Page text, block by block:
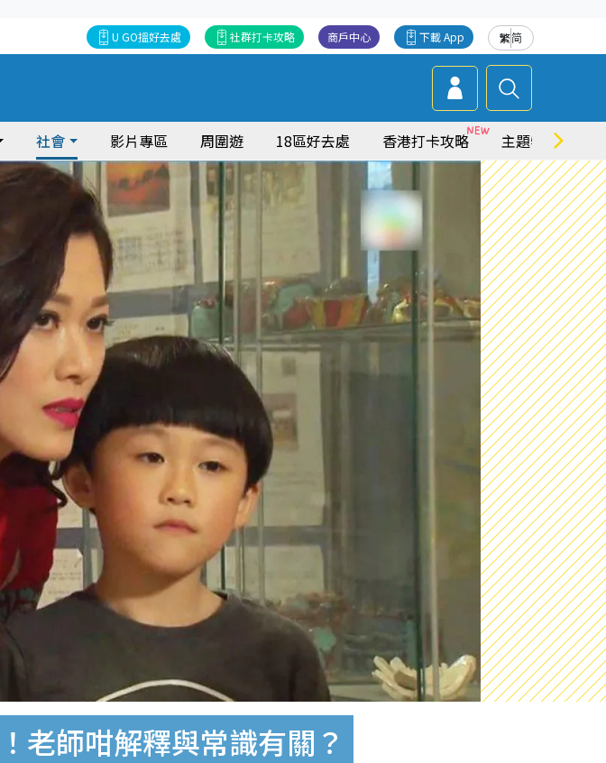
繁简
下載 App
商戶中心
社群打卡攻略
U GO搵好去處
社會 影片專區 周圍遊 18區好去處 香港打卡攻略 主題特集
老師咁解釋與常識有關？